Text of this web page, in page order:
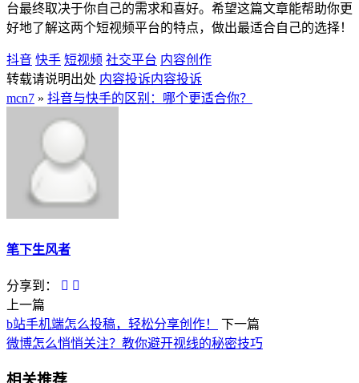
台最终取决于你自己的需求和喜好。希望这篇文章能帮助你更
好地了解这两个短视频平台的特点，做出最适合自己的选择！
抖音 快手 短视频 社交平台 内容创作
转载请说明出处 内容投诉内容投诉
mcn7 » 抖音与快手的区别：哪个更适合你？
笔下生风者
分享到：
上一篇
b站手机端怎么投稿，轻松分享创作！
下一篇
微博怎么悄悄关注？教你避开视线的秘密技巧
相关推荐